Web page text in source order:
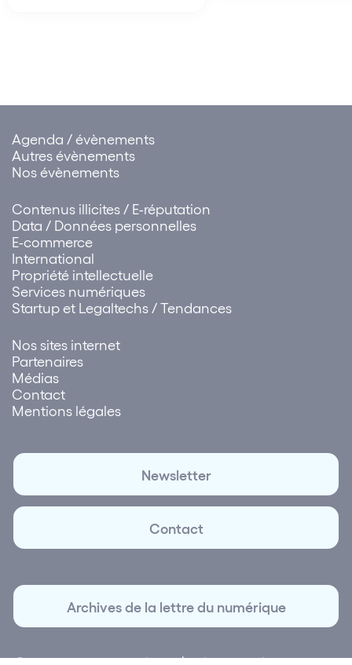
Agenda / évènements
Autres évènements
Nos évènements
Contenus illicites / E-réputation
Data / Données personnelles
E-commerce
International
Propriété intellectuelle
Services numériques
Startup et Legaltechs / Tendances
Nos sites internet
Partenaires
Médias
Contact
Mentions légales
Newsletter
Contact
Archives de la lettre du numérique
© 2026 Lettre du Numérique | Création et réalisationPlus